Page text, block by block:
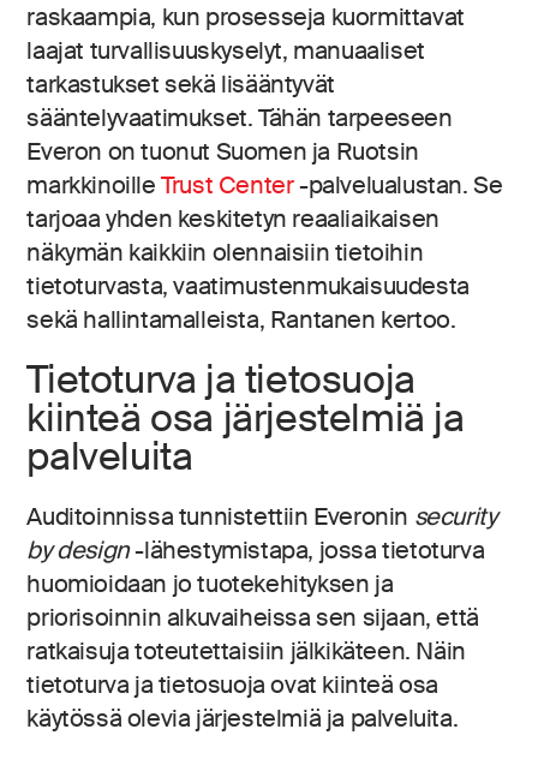
raskaampia, kun prosesseja kuormittavat
laajat turvallisuuskyselyt, manuaaliset
tarkastukset sekä lisääntyvät
sääntelyvaatimukset. Tähän tarpeeseen
Everon on tuonut Suomen ja Ruotsin
markkinoilleTrust Center-palvelualustan. Se
tarjoaa yhden keskitetyn reaaliaikaisen
näkymän kaikkiin olennaisiin tietoihin
tietoturvasta, vaatimustenmukaisuudesta
sekä hallintamalleista, Rantanen kertoo.
Tietoturva ja tietosuoja
kiinteä osa järjestelmiä ja
palveluita
Auditoinnissa tunnistettiin Everonin security
by design-lähestymistapa, jossa tietoturva
huomioidaan jo tuotekehityksen ja
priorisoinnin alkuvaiheissa sen sijaan, että
ratkaisuja toteutettaisiin jälkikäteen. Näin
tietoturva ja tietosuoja ovat kiinteä osa
käytössä olevia järjestelmiä ja palveluita.